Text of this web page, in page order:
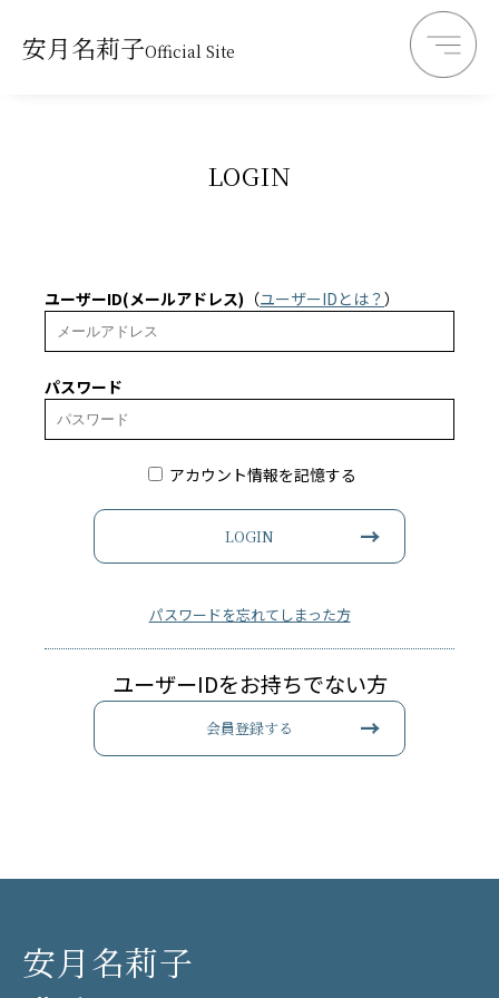
安月名莉子Official Site
LOGIN
ユーザーID(メールアドレス) （ユーザーIDとは？ ）
パスワード
アカウント情報を記憶する
LOGIN
パスワードを忘れてしまった方
ユーザーIDをお持ちでない方
会員登録する
安月名莉子